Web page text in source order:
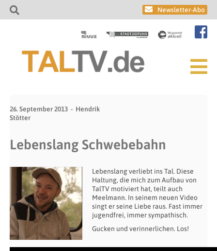
Newsletter-Abo
26. September 2013
Hendrik
Stötter
Lebenslang Schwebebahn
Lebenslang verliebt ins Tal. Diese
Haltung, die mich zum Aufbau von
TalTV motiviert hat, teilt auch
Meelmann. In seinem neuen Video
singt er seine Liebe raus. Fast immer
jugendfrei, immer sympathisch.
Gucken und verinnerlichen. Los!